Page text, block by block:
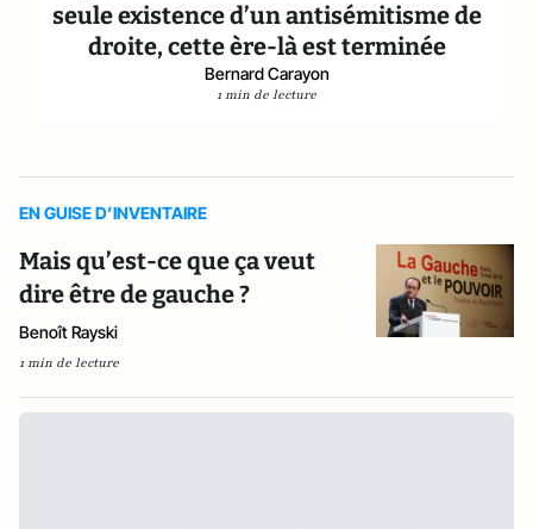
seule existence d’un antisémitisme de
droite, cette ère-là est terminée
Bernard Carayon
1 min de lecture
EN GUISE D’INVENTAIRE
Mais qu’est-ce que ça veut
dire être de gauche ?
Benoît Rayski
1 min de lecture